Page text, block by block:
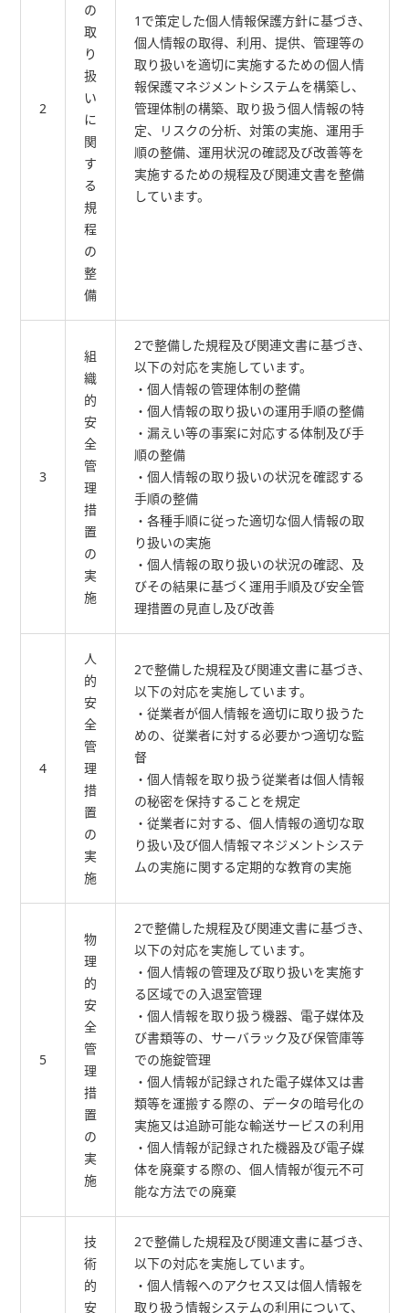
2
の
取
り
扱
い
に
関
す
る
規
程
の
整
備
1で策定した個人情報保護方針に基づき、
個人情報の取得、利用、提供、管理等の
取り扱いを適切に実施するための個人情
報保護マネジメントシステムを構築し、
管理体制の構築、取り扱う個人情報の特
定、リスクの分析、対策の実施、運用手
順の整備、運用状況の確認及び改善等を
実施するための規程及び関連文書を整備
しています。
3
組
織
的
安
全
管
理
措
置
の
実
施
2で整備した規程及び関連文書に基づき、
以下の対応を実施しています。
・個人情報の管理体制の整備
・個人情報の取り扱いの運用手順の整備
・漏えい等の事案に対応する体制及び手
順の整備
・個人情報の取り扱いの状況を確認する
手順の整備
・各種手順に従った適切な個人情報の取
り扱いの実施
・個人情報の取り扱いの状況の確認、及
びその結果に基づく運用手順及び安全管
理措置の見直し及び改善
4
人
的
安
全
管
理
措
置
の
実
施
2で整備した規程及び関連文書に基づき、
以下の対応を実施しています。
・従業者が個人情報を適切に取り扱うた
めの、従業者に対する必要かつ適切な監
督
・個人情報を取り扱う従業者は個人情報
の秘密を保持することを規定
・従業者に対する、個人情報の適切な取
り扱い及び個人情報マネジメントシステ
ムの実施に関する定期的な教育の実施
5
物
理
的
安
全
管
理
措
置
の
実
施
2で整備した規程及び関連文書に基づき、
以下の対応を実施しています。
・個人情報の管理及び取り扱いを実施す
る区域での入退室管理
・個人情報を取り扱う機器、電子媒体及
び書類等の、サーバラック及び保管庫等
での施錠管理
・個人情報が記録された電子媒体又は書
類等を運搬する際の、データの暗号化の
実施又は追跡可能な輸送サービスの利用
・個人情報が記録された機器及び電子媒
体を廃棄する際の、個人情報が復元不可
能な方法での廃棄
技
術
的
安
2で整備した規程及び関連文書に基づき、
以下の対応を実施しています。
・個人情報へのアクセス又は個人情報を
取り扱う情報システムの利用について、